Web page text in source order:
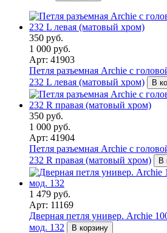
350 руб.
1 000 руб.
Арт: 41903
Петля разъемная Archie с
232 L левая (матовый хром)
В
350 руб.
1 000 руб.
Арт: 41904
Петля разъемная Archie с
232 R правая (матовый хром)
В
1 479 руб.
Арт: 11169
Дверная петля универ. Archie
мод. 132
В корзину